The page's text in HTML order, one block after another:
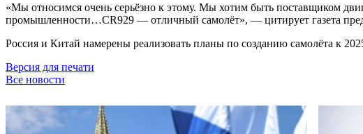
«Мы относимся очень серьёзно к этому. Мы хотим быть поставщиком
промышленности…CR929 — отличный самолёт», — цитирует газета
Россия и Китай намерены реализовать планы по созданию самолёта к
Версия для печати
Все новости